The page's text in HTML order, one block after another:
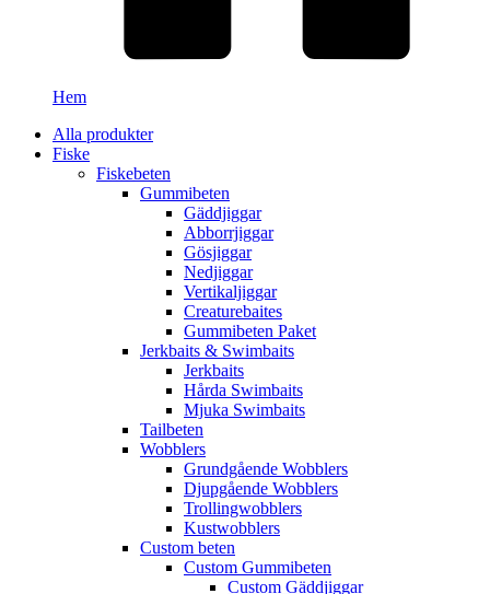
Hem
Alla produkter
Fiske
Fiskebeten
Gummibeten
Gäddjiggar
Abborrjiggar
Gösjiggar
Nedjiggar
Vertikaljiggar
Creaturebaites
Gummibeten Paket
Jerkbaits & Swimbaits
Jerkbaits
Hårda Swimbaits
Mjuka Swimbaits
Tailbeten
Wobblers
Grundgående Wobblers
Djupgående Wobblers
Trollingwobblers
Kustwobblers
Custom beten
Custom Gummibeten
Custom Gäddjiggar